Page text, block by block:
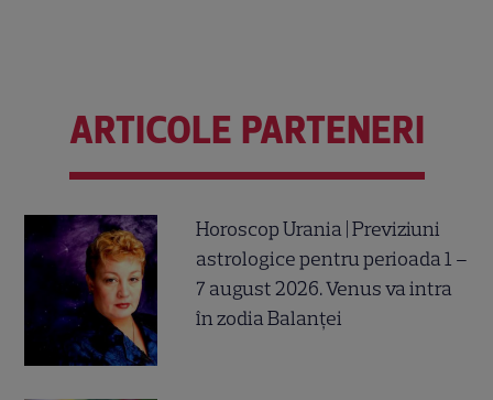
ARTICOLE PARTENERI
Horoscop Urania | Previziuni
astrologice pentru perioada 1 –
7 august 2026. Venus va intra
în zodia Balanței